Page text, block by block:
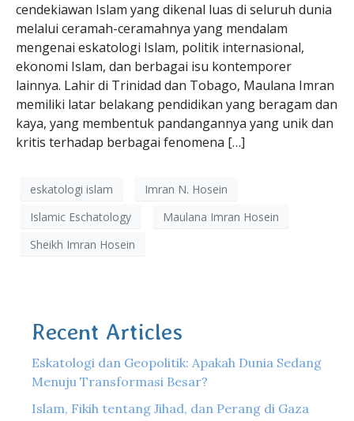
cendekiawan Islam yang dikenal luas di seluruh dunia
melalui ceramah-ceramahnya yang mendalam
mengenai eskatologi Islam, politik internasional,
ekonomi Islam, dan berbagai isu kontemporer
lainnya. Lahir di Trinidad dan Tobago, Maulana Imran
memiliki latar belakang pendidikan yang beragam dan
kaya, yang membentuk pandangannya yang unik dan
kritis terhadap berbagai fenomena […]
eskatologi islam
Imran N. Hosein
Islamic Eschatology
Maulana Imran Hosein
Sheikh Imran Hosein
Recent Articles
Eskatologi dan Geopolitik: Apakah Dunia Sedang
Menuju Transformasi Besar?
Islam, Fikih tentang Jihad, dan Perang di Gaza